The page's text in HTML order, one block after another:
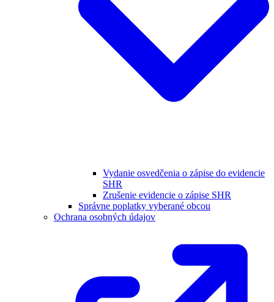
Vydanie osvedčenia o zápise do evidencie
SHR
Zrušenie evidencie o zápise SHR
Správne poplatky vyberané obcou
Ochrana osobných údajov